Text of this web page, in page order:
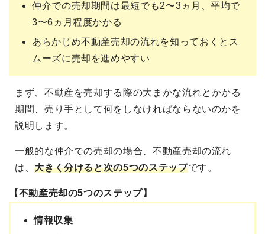
仲介での売却期間は最短でも2〜3ヵ月、平均で
3〜6ヵ月程度かかる
あらかじめ不動産売却の流れを知っておくとス
ムーズに売却を進めやすい
まず、不動産を売却する際の大まかな流れとかかる
期間、売り手として何をしなければならないのかを
説明します。
一般的な仲介での売却の場合、不動産売却の流れ
は、大きく分けると次の5つのステップです。
【不動産売却の5つのステップ】
情報収集